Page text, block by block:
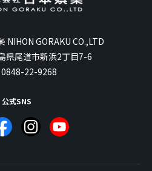
GORAKU CO.,LTD
県尾道市新浜2丁目7-6
0848-22-9268
公式SNS